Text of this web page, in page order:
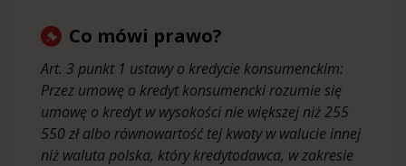
Co mówi prawo?
Art. 3 punkt 1 ustawy o kredycie konsumenckim:
Przez umowę o kredyt konsumencki rozumie się
umowę o kredyt w wysokości nie większej niż 255
550 zł albo równowartość tej kwoty w walucie innej
niż waluta polska, który kredytodawca, w zakresie